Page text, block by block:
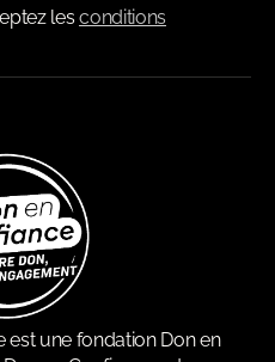
lesconditions
est une fondation Don en